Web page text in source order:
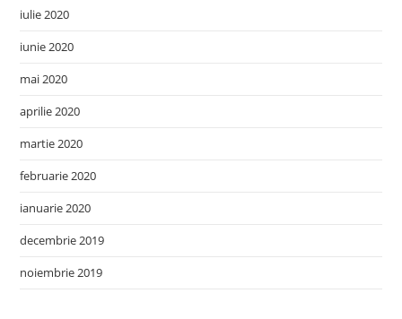
iulie 2020
iunie 2020
mai 2020
aprilie 2020
martie 2020
februarie 2020
ianuarie 2020
decembrie 2019
noiembrie 2019